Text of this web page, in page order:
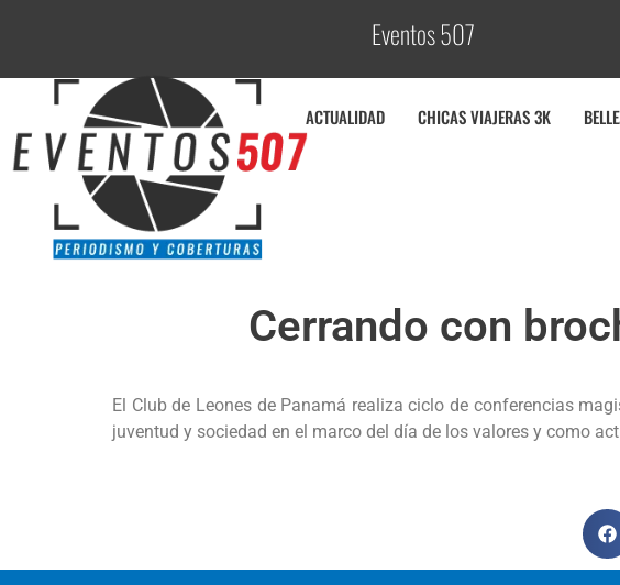
Eventos 507
ACTUALIDAD CHICAS VIAJERAS 3K
Cerrando con
El Club de Leones de Panamá realiza ciclo de conferencias
juventud y sociedad en el marco del día de los valores y como